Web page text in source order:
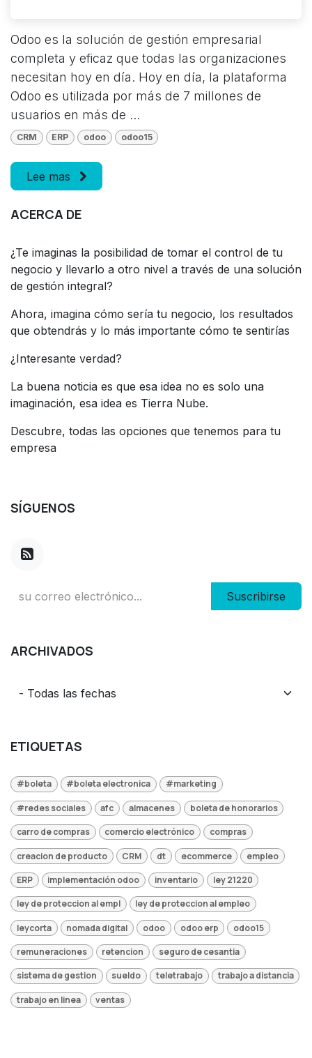
Odoo es la solución de gestión empresarial
completa y eficaz que todas las organizaciones
necesitan hoy en día. Hoy en día, la plataforma
Odoo es utilizada por más de 7 millones de
usuarios en más de ...
CRM ERP odoo odoo15
Lee mas
ACERCA DE
¿Te imaginas la posibilidad de tomar el control de tu
negocio y llevarlo a otro nivel a través de una solución
de gestión integral?
Ahora, imagina cómo sería tu negocio, los resultados
que obtendrás y lo más importante cómo te sentirías
¿Interesante verdad?
La buena noticia es que esa idea no es solo una
imaginación, esa idea es Tierra Nube.
Descubre, todas las opciones que tenemos para tu
empresa
SÍGUENOS
Suscribirse
ARCHIVADOS
ETIQUETAS
#boleta #boleta electronica #marketing
#redes sociales afc almacenes boleta de honorarios
carro de compras comercio electrónico compras
creacion de producto CRM dt ecommerce empleo
ERP implementación odoo inventario ley 21220
ley de proteccion al empl ley de proteccion al empleo
leycorta nomada digital odoo odoo erp odoo15
remuneraciones retencion seguro de cesantia
sistema de gestion sueldo teletrabajo trabajo a distancia
trabajo en linea ventas